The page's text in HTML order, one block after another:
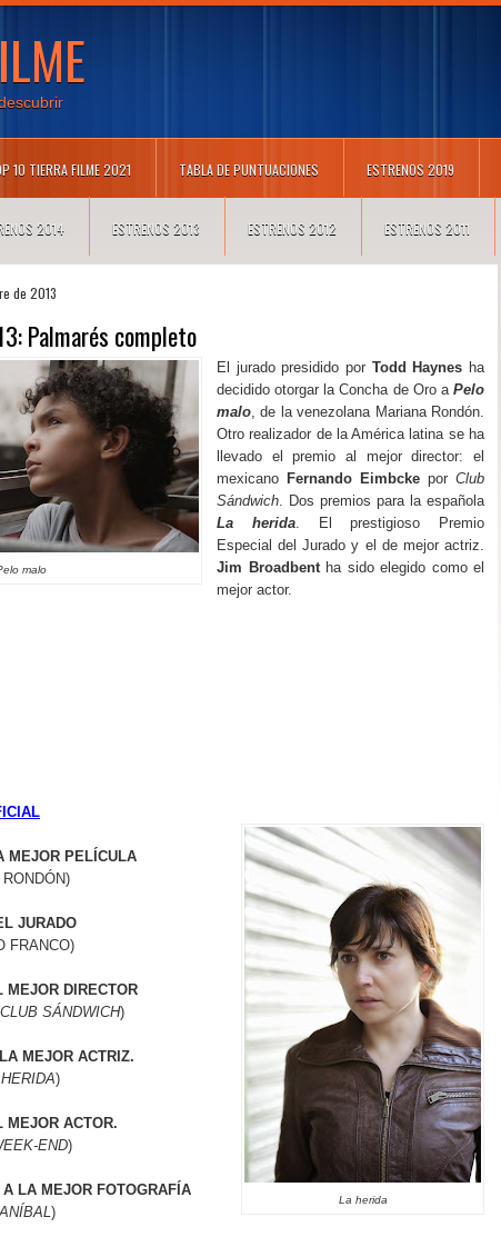
10 TIERRA FILME 2021 TABLA DE PUNTUACIONES ESTRENOS 2019
2014 ESTRENOS 2013 ESTRENOS 2012 ESTRENOS 2011
de 2013
Palmarés completo
malo
El jurado presidido por Todd Haynes ha
decidido otorgar la Concha de Oro a Pelo
malo , de la venezolana Mariana Rondón.
Otro realizador de la América latina se ha
llevado el premio al mejor director: el
mexicano Fernando Eimbcke por Club
Sándwich . Dos premios para la española
La herida. El prestigioso Premio
Especial del Jurado y el de mejor actriz.
Jim Broadbentha sido elegido como el
mejor actor.
La herida
MEJOR PELÍCULA
)
JURADO
FRANCO)
MEJOR DIRECTOR
CLUB SÁNDWICH)
MEJOR ACTRIZ.
)
MEJOR ACTOR.
END)
LA MEJOR FOTOGRAFÍA
)